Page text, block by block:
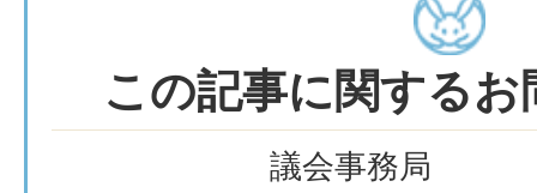
この記事に関する
議会事務局